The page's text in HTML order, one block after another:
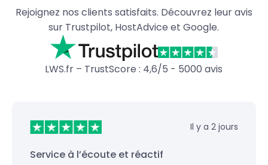
Rejoignez nos clients satisfaits. Découvrez leur avis
sur Trustpilot, HostAdvice et Google.
LWS.fr – TrustScore : 4,6/5 - 5000 avis
Il y a 2 jours
Service à l’écoute et réactif